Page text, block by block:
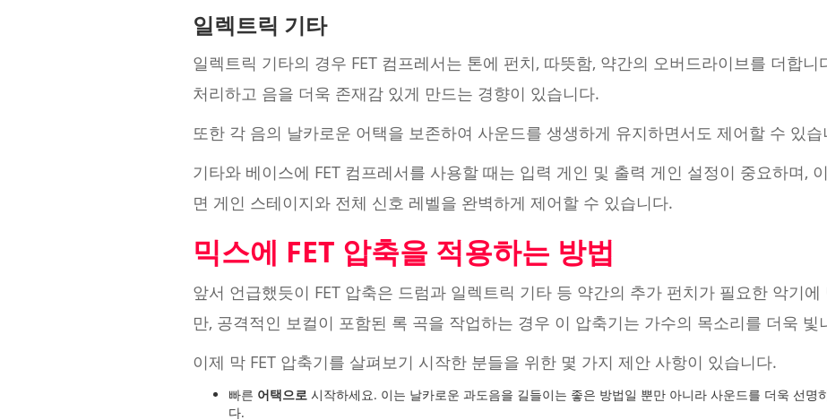
일렉트릭 기타
일렉트릭 기타의 경우 FET 컴프레서는 톤에 펀치, 따뜻함, 약간의 오버드라이브를 더합
처리하고 음을 더욱 존재감 있게 만드는 경향이 있습니다.
또한 각 음의 날카로운 어택을 보존하여 사운드를 생생하게 유지하면서도 제어할 수 있습
기타와 베이스에 FET 컴프레서를 사용할 때는 입력 게인 및 출력 게인 설정이 중요하며,
면 게인 스테이지와 전체 신호 레벨을 완벽하게 제어할 수 있습니다.
믹스에 FET 압축을 적용하는 방법
앞서 언급했듯이 FET 압축은 드럼과 일렉트릭 기타 등 약간의 추가 펀치가 필요한 악기
만, 공격적인 보컬이 포함된 록 곡을 작업하는 경우 이 압축기는 가수의 목소리를 더욱 빛
이제 막 FET 압축기를 살펴보기 시작한 분들을 위한 몇 가지 제안 사항이 있습니다.
빠른 어택으로 시작하세요. 이는 날카로운 과도음을 길들이는 좋은 방법일 뿐만 아니라 사운드를 더욱 선명
다.